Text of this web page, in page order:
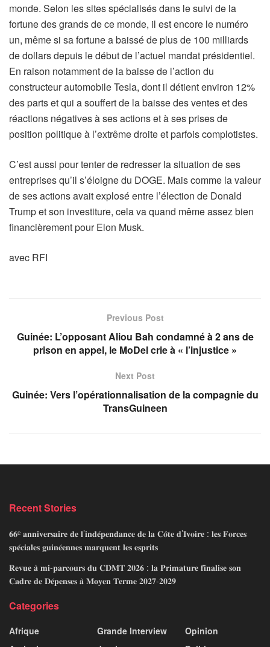
monde. Selon les sites spécialisés dans le suivi de la
fortune des grands de ce monde, il est encore le numéro
un, même si sa fortune a baissé de plus de 100 milliards
de dollars depuis le début de l’actuel mandat présidentiel.
En raison notamment de la baisse de l’action du
constructeur automobile Tesla, dont il détient environ 12%
des parts et qui a souffert de la baisse des ventes et des
réactions négatives à ses actions et à ses prises de
position politique à l’extrême droite et parfois complotistes.
C’est aussi pour tenter de redresser la situation de ses
entreprises qu’il s’éloigne du DOGE. Mais comme la valeur
de ses actions avait explosé entre l’élection de Donald
Trump et son investiture, cela va quand même assez bien
financièrement pour Elon Musk.
avec RFI
Previous Post
Guinée: L’opposant Aliou Bah condamné à 2 ans de
prison en appel, le MoDel crie à « l’injustice »
Next Post
Guinée: Vers l’opérationnalisation de la compagnie du
TransGuineen
Recent Stories
𝟔𝟔ᵉ 𝐚𝐧𝐧𝐢𝐯𝐞𝐫𝐬𝐚𝐢𝐫𝐞 𝐝𝐞 𝐥’𝐢𝐧𝐝𝐞́𝐩𝐞𝐧𝐝𝐚𝐧𝐜𝐞 𝐝𝐞 𝐥𝐚 𝐂𝐨̂𝐭𝐞 𝐝’𝐈𝐯𝐨𝐢𝐫𝐞 : 𝐥𝐞𝐬 𝐅𝐨𝐫𝐜𝐞𝐬
𝐬𝐩𝐞́𝐜𝐢𝐚𝐥𝐞𝐬 𝐠𝐮𝐢𝐧𝐞́𝐞𝐧𝐧𝐞𝐬 𝐦𝐚𝐫𝐪𝐮𝐞𝐧𝐭 𝐥𝐞𝐬 𝐞𝐬𝐩𝐫𝐢𝐭𝐬
𝐑𝐞𝐯𝐮𝐞 𝐚̀ 𝐦𝐢-𝐩𝐚𝐫𝐜𝐨𝐮𝐫𝐬 𝐝𝐮 𝐂𝐃𝐌𝐓 𝟐𝟎𝟐𝟔 : 𝐥𝐚 𝐏𝐫𝐢𝐦𝐚𝐭𝐮𝐫𝐞 𝐟𝐢𝐧𝐚𝐥𝐢𝐬𝐞 𝐬𝐨𝐧
𝐂𝐚𝐝𝐫𝐞 𝐝𝐞 𝐃𝐞́𝐩𝐞𝐧𝐬𝐞𝐬 𝐚̀ 𝐌𝐨𝐲𝐞𝐧 𝐓𝐞𝐫𝐦𝐞 𝟐𝟎𝟐𝟕-𝟐𝟎𝟐𝟗
Categories
Afrique
Grande Interview
Opinion